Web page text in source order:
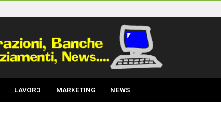
LAVORO MARKETING NEWS